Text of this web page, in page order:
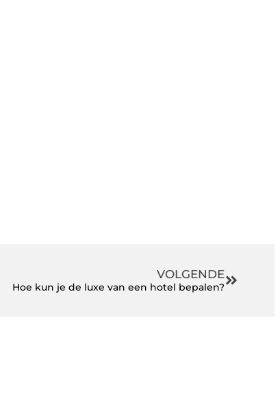
VOLGENDE
Hoe kun je de luxe van een hotel bepalen?